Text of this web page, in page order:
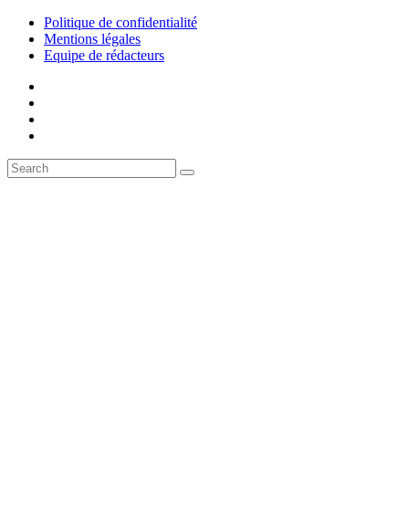
Politique de confidentialité
Mentions légales
Equipe de rédacteurs